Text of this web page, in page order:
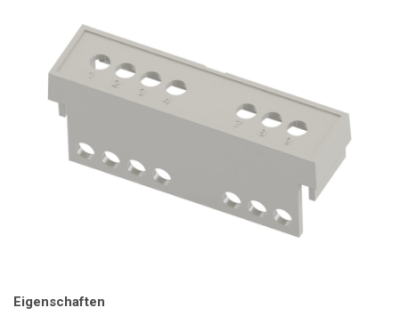
Eigenschaften